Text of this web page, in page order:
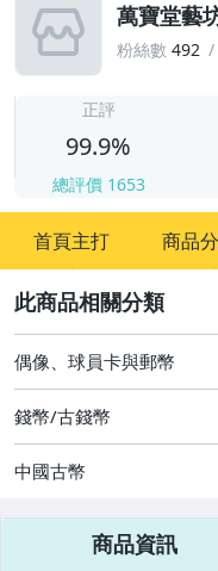
萬寶堂藝
粉絲數 492
正評
99.9%
總評價 1653
首頁主打 商品
圖書/影音/文具
古董、藝術與礦石
偶像、球員卡與郵幣
偶像、球員卡與郵幣
錢幣/古錢幣
中國古幣
商品資訊